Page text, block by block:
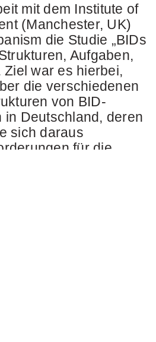
mit dem Institute of
(Manchester, UK)
die Studie „BIDs
Aufgaben,
Ziel war es hierbei,
die verschiedenen
von BID-
in Deutschland, deren
sich daraus
für die